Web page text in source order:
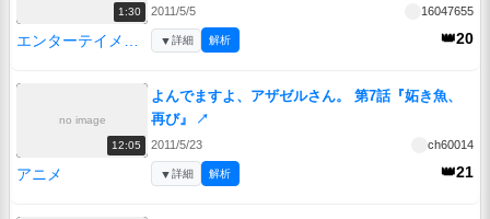
1:30 2011/5/5 16047655
👑20
▼詳細 解析
no image
12:05
よんでますよ、アザゼルさん。 第7話『妬き魚、
再び』
↗
2011/5/23 ch60014
アニメ 👑21
▼詳細 解析